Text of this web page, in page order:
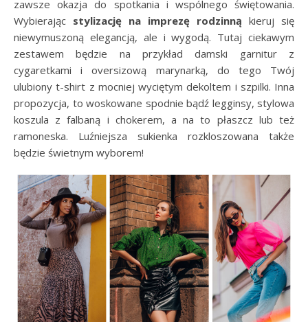
zawsze okazja do spotkania i wspólnego świętowania.
Wybierając stylizację na imprezę rodzinną kieruj się
niewymuszoną elegancją, ale i wygodą. Tutaj ciekawym
zestawem będzie na przykład damski garnitur z
cygaretkami i oversizową marynarką, do tego Twój
ulubiony t-shirt z mocniej wyciętym dekoltem i szpilki. Inna
propozycja, to woskowane spodnie bądź legginsy, stylowa
koszula z falbaną i chokerem, a na to płaszcz lub też
ramoneska. Luźniejsza sukienka rozkloszowana także
będzie świetnym wyborem!